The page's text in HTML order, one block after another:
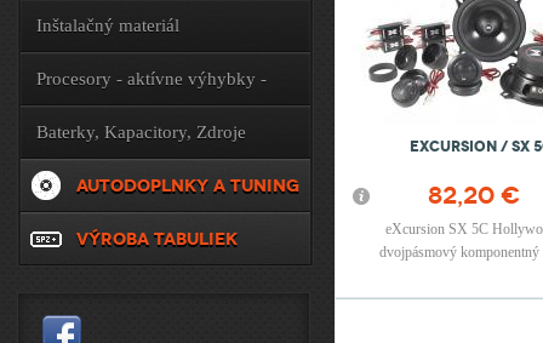
EXCURSION / SX
82,20 €
eXcursion SX 5C
dvojpásmový komponentný
Inštalačný materiál
Procesory - aktívne výhybky -
príslušenstvo
Baterky, Kapacitory, Zdroje
AUTODOPLNKY A TUNING
VÝROBA TABULIEK